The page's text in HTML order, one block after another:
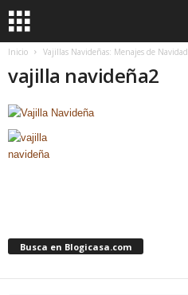
Inicio Vajillas Navideñas: Menajes de Navidad
vajilla navideña2
Busca en Blogicasa.com